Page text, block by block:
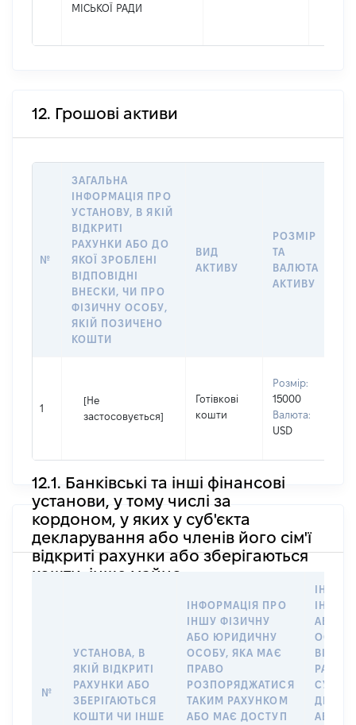
МІСЬКОЇ РАДИ
12. Грошові активи
№
ЗАГАЛЬНА
ІНФОРМАЦІЯ ПРО
УСТАНОВУ, В ЯКІЙ
ВІДКРИТІ
РАХУНКИ АБО ДО
ЯКОЇ ЗРОБЛЕНІ
ВІДПОВІДНІ
ВНЕСКИ, ЧИ ПРО
ФІЗИЧНУ ОСОБУ,
ЯКІЙ ПОЗИЧЕНО
КОШТИ
ВИД
АКТИВУ
РОЗМІР
ТА
ВАЛЮТА
АКТИВУ
1
[Не
застосовується]
Готівкові
кошти
Розмір:
15000
Валюта:
USD
12.1. Банківські та інші фінансові
установи, у тому числі за
кордоном, у яких у суб'єкта
декларування або членів його сім'ї
відкриті рахунки або зберігаються
кошти, інше майно
№
УСТАНОВА, В
ЯКІЙ ВІДКРИТІ
РАХУНКИ АБО
ЗБЕРІГАЮТЬСЯ
КОШТИ ЧИ ІНШЕ
ІНФОРМАЦІЯ ПРО
ІНШУ ФІЗИЧНУ
АБО ЮРИДИЧНУ
ОСОБУ, ЯКА МАЄ
ПРАВО
РОЗПОРЯДЖАТИСЯ
ТАКИМ РАХУНКОМ
АБО МАЄ ДОСТУП
ІНШУ
АБО
АБО